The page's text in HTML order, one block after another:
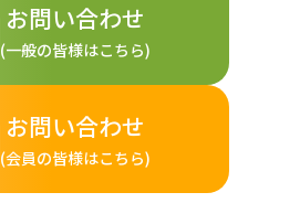
お問い合わせ
(一般の皆様はこちら)
お問い合わせ
(会員の皆様はこちら)